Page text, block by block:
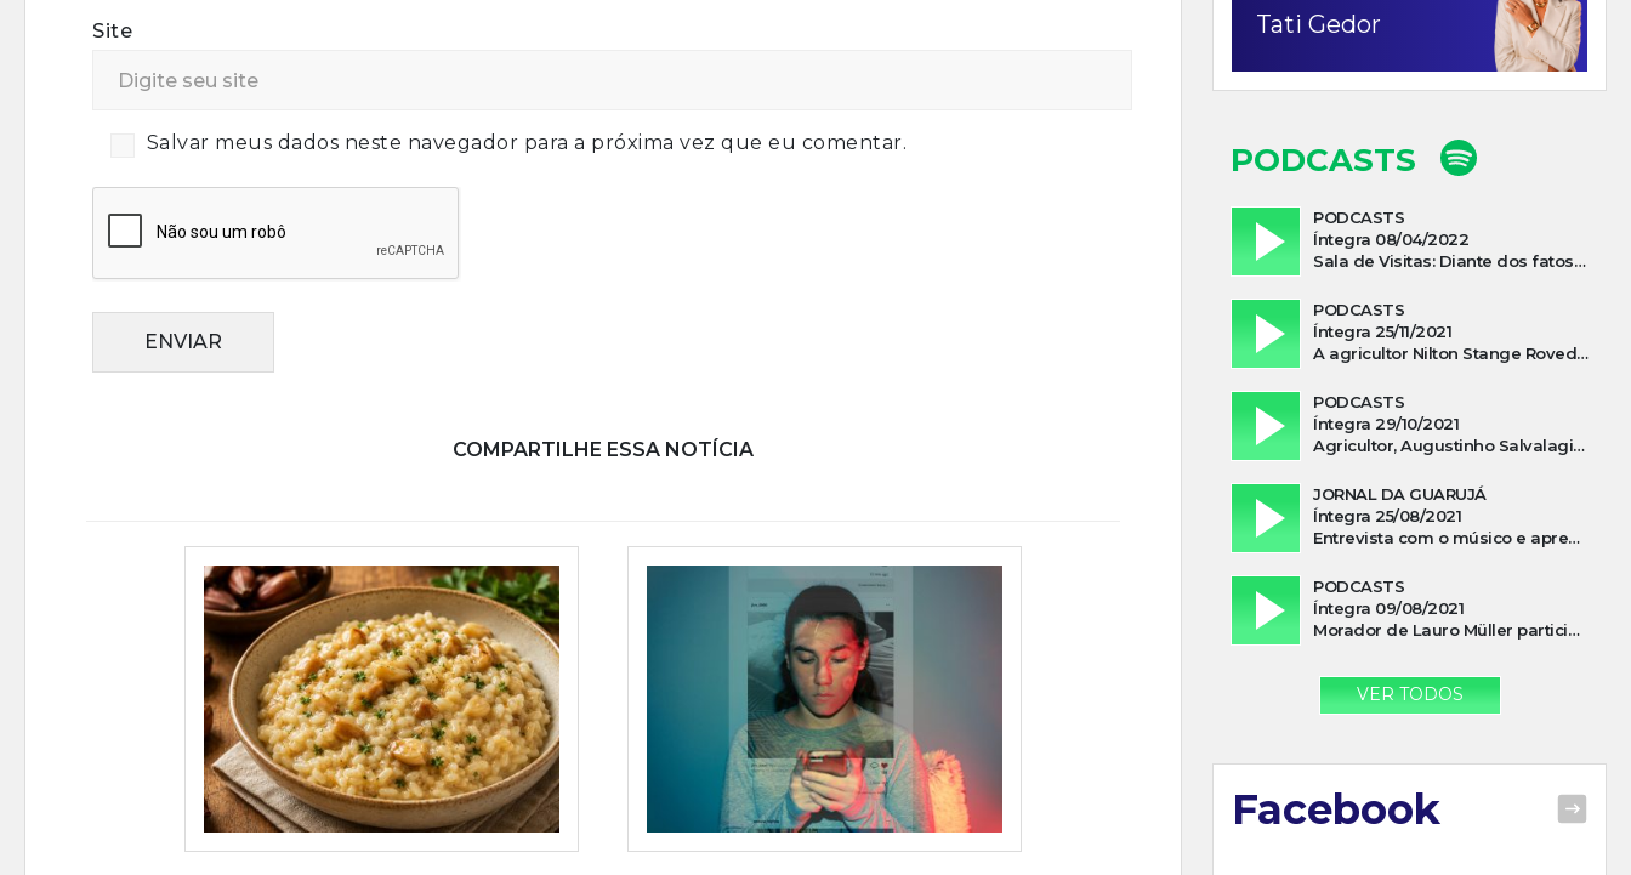
Site
Salvar meus dados neste navegador para a próxima vez que eu comentar.
ENVIAR
COMPARTILHE ESSA NOTÍCIA
Tati Gedor
PODCASTS
PODCASTS
Íntegra 08/04/2022
Sala de Visitas: Diante dos fatos que influenciam a economia o que podemos esperar de 2022
PODCASTS
Íntegra 25/11/2021
A agricultor Nilton Stange Roveda, afirma ter recebido ajuda espiritual durante acidente
PODCASTS
Íntegra 29/10/2021
Agricultor, Augustinho Salvalagio, relata sobre aparição do Cavaleiro Negro no Rio das Furnas
JORNAL DA GUARUJÁ
Íntegra 25/08/2021
Entrevista com o músico e apresentador, Lismael Ferrareis, no Cidade e Campo
PODCASTS
Íntegra 09/08/2021
Morador de Lauro Müller participa de motociata em apoio a Bolsonaro
VER TODOS
Facebook